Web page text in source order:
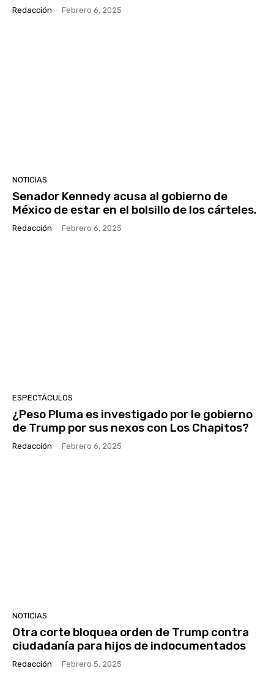
Redacción - Febrero 6, 2025
NOTICIAS
Senador Kennedy acusa al gobierno de
México de estar en el bolsillo de los cárteles.
Redacción - Febrero 6, 2025
ESPECTÁCULOS
¿Peso Pluma es investigado por le gobierno
de Trump por sus nexos con Los Chapitos?
Redacción - Febrero 6, 2025
NOTICIAS
Otra corte bloquea orden de Trump contra
ciudadanía para hijos de indocumentados
Redacción - Febrero 5, 2025